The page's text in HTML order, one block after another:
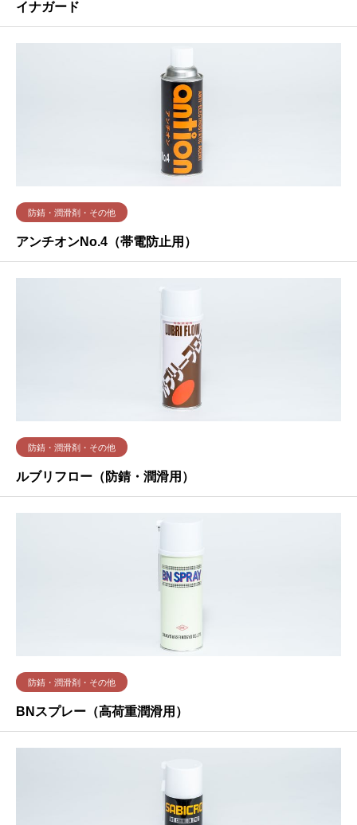
イナガード
防錆・潤滑剤・その他
アンチオンNo.4（帯電防止用）
防錆・潤滑剤・その他
ルブリフロー（防錆・潤滑用）
防錆・潤滑剤・その他
BNスプレー（高荷重潤滑用）